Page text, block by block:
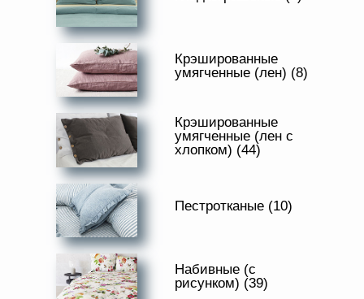
Доверенность на
Документы по работе с
персональными данными
Письмо руководителю
Вопросы и ответы
Новости | Статьи
Крэшированные
умягченные (лен) (8)
Крэшированные
умягченные (лен с
хлопком) (44)
Пестротканые (10)
Набивные (с
рисунком) (39)
ПРОИЗВОДИТЕЛЬ
ХАРАКТЕР РИСУНКА
ОТТЕНОК ЦВЕТА
корзину